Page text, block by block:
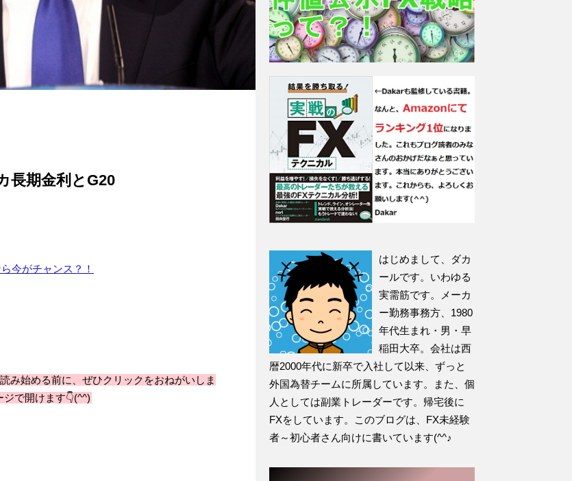
長期金利とG20
今がチャンス？！
み始める前に、ぜひクリックをおねがいしま
で開けます👇(^^)
はじめまして、ダカ
ールです。いわゆる
実需筋です。メーカ
ー勤務事務方、1980
年代生まれ・男・早
稲田大卒。会社は西
暦2000年代に新卒で入社して以来、ずっと
外国為替チームに所属しています。また、個
人としては副業トレーダーです。帰宅後に
FXをしています。このブログは、FX未経験
者～初心者さん向けに書いています(^^♪